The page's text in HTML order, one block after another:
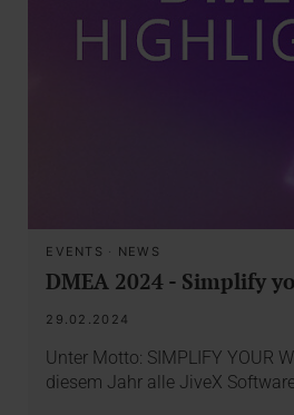
EVENTS · NEWS
DMEA 2024 - Simplify
29.02.2024
Unter Motto: SIMPLIFY YOUR
diesem Jahr alle JiveX